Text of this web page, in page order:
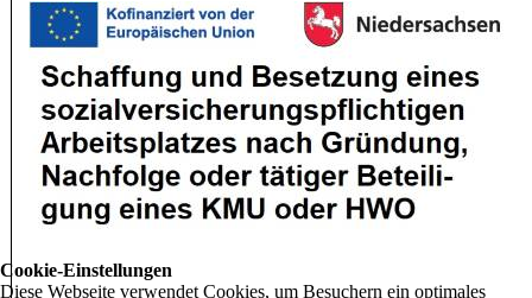
Cookie-Einstellungen
Diese Webseite verwendet Cookies, um Besuchern ein optimales